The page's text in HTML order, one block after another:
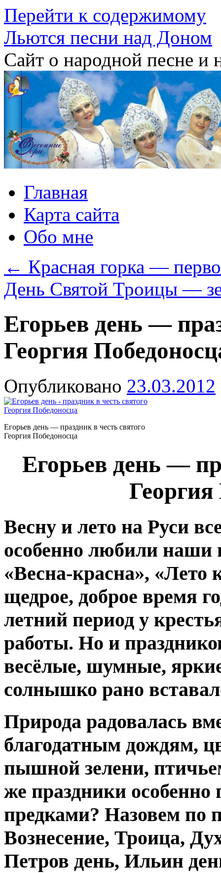
Перейти к содержимому
Льются песни над Доном
Сайт о народной песне и
Главная
Карта сайта
Обо мне
← Красная горка —
День Святой Троицы —
Егорьев день —
Георгия
Опубликовано 23.03.2012
Егорьев день — праздник в честь святого
Георгия Победоносца
Егорьев день —
Весну и лето на Руси
особенно любили наши
«Весна-красна», «Лето
щедрое, доброе время
летний период у
работы. Но и
весёлые, шумные,
солнышко рано
Природа радовалась
благодатным дождям,
пышной зелени,
же праздники
предками? Назовем по
Вознесение, Троица,
Петров день, Ильин